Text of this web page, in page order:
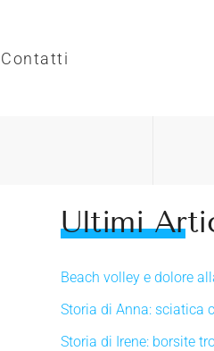
Contatti
Ultimi
Beach volley e dolore
Storia di Anna: sciatica
Storia di Irene: borsite